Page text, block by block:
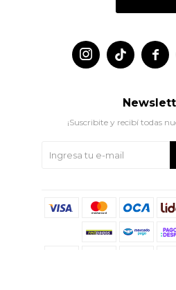


¡Suscribite y recibí todas